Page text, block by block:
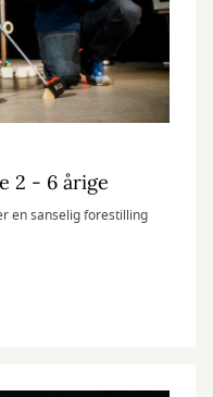
2 - 6 årige
en sanselig forestilling